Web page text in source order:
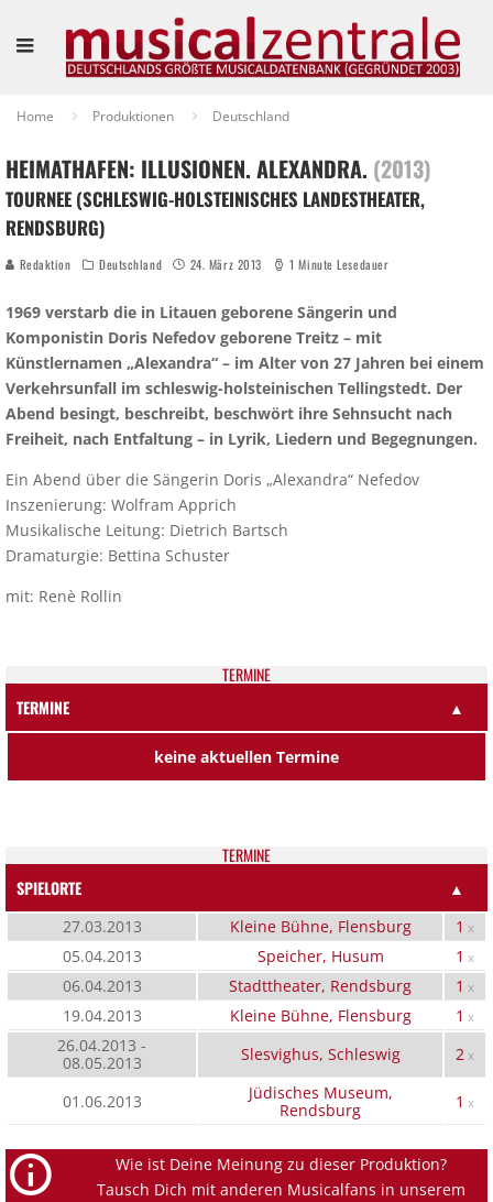
Home Produktionen Deutschland
HEIMATHAFEN: ILLUSIONEN. ALEXANDRA. (2013)
TOURNEE (SCHLESWIG-HOLSTEINISCHES LANDESTHEATER,
RENDSBURG)
Redaktion Deutschland 24. März 2013 1 Minute Lesedauer
1969 verstarb die in Litauen geborene Sängerin und
Komponistin Doris Nefedov geborene Treitz – mit
Künstlernamen „Alexandra“ – im Alter von 27 Jahren bei einem
Verkehrsunfall im schleswig-holsteinischen Tellingstedt. Der
Abend besingt, beschreibt, beschwört ihre Sehnsucht nach
Freiheit, nach Entfaltung – in Lyrik, Liedern und Begegnungen.
Ein Abend über die Sängerin Doris „Alexandra“ Nefedov
Inszenierung: Wolfram Apprich
Musikalische Leitung: Dietrich Bartsch
Dramaturgie: Bettina Schuster
mit: Renè Rollin
TER­MI­NE
TERMINE
▲
keine aktuellen Termine
TER­MI­NE
SPIELORTE
▲
27.03.2013 Kleine Bühne, Flensburg 1 x
05.04.2013 Speicher, Husum 1 x
06.04.2013 Stadttheater, Rendsburg 1 x
19.04.2013 Kleine Bühne, Flensburg 1 x
26.04.2013 -
08.05.2013
Slesvighus, Schleswig 2 x
01.06.2013
Jüdisches Museum,
Rendsburg
1 x
Wie ist Deine Meinung zu dieser Produktion?
Tausch Dich mit anderen Musicalfans in unserem